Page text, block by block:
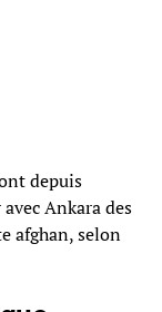
depuis
Ankara des
afghan, selon